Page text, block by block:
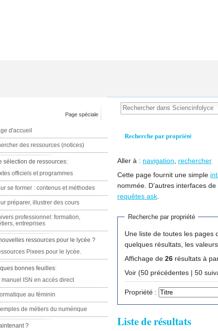
Recherche par propriété
Aller à : navigation
rechercher
Cette page fournit une simple
nommée. D’autres interfaces
requêtes ask
Recherche par propriété
Une liste de toutes les pages
quelques résultats, les
Affichage de 26 résultats à
Voir (50
Propriété :
Liste de résultats
Page spéciale
d'accueil
des ressources (notices)
sélection de ressources:
officiels et programmes
se former : contenus et méthodes
préparer, illustrer des cours
professionnel: formation,
entreprises
ressources pour le lycée ?
Pixees pour le lycée.
bonnes feuilles:
manuel ISN en accès direct
au féminin
de métiers du numérique
?